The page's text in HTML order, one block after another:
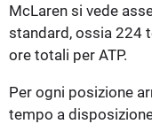
McLaren si vede
standard, ossia 224
ore totali per ATP.
Per ogni posizione
tempo a